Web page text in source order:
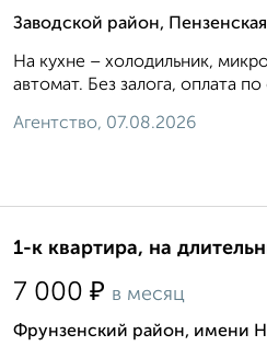
Заводской район,
На кухне – холодильник,
автомат. Без залога, оплата
Агентство, 07.08.2026
1-к квартира, на
7 000 ₽ в месяц
Фрунзенский район, имени